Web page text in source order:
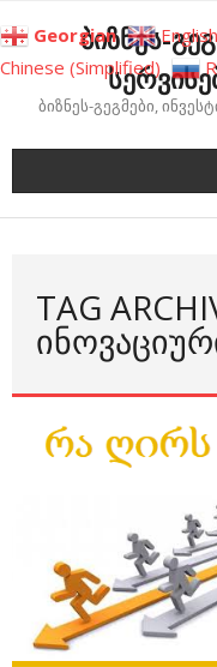
to
content
ბიზნეს-
ბიზნეს-გეგმები,
TAG
Georgian English
Chinese (Simplified)